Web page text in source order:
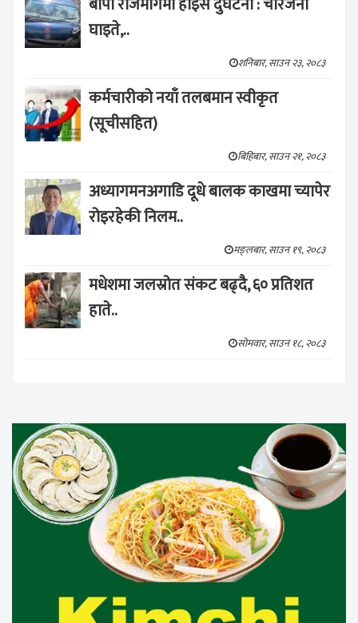
घाइते,..
शनिबार, साउन २३, २०८३
कर्मचारीको नयाँ तलबमान स्वीकृत
(सूचीसहित)
बिहिबार, साउन २१, २०८३
अध्यागमनअगाडि दूधे बालक काखमा च्यापेर
रोइरहेकी निलम..
मङ्लबार, साउन १९, २०८३
मधेशमा जलस्रोत संकट बढ्दै, ६० प्रतिशत
हाते..
सोमवार, साउन १८, २०८३